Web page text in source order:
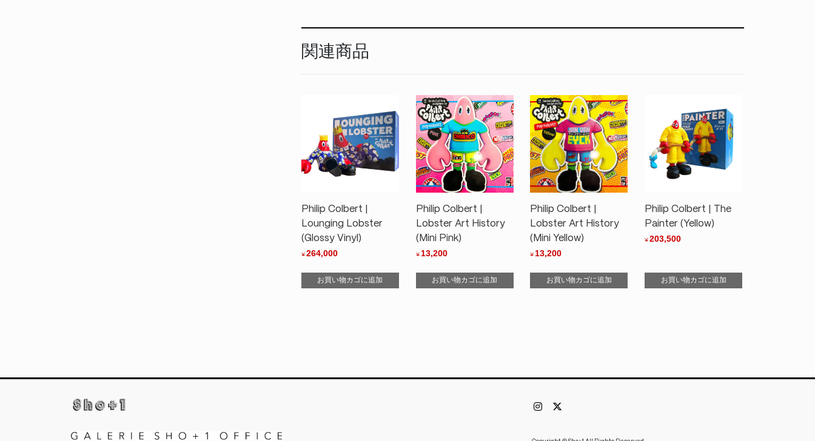
関連商品
Philip Colbert |
Lounging Lobster
(Glossy Vinyl)
¥ 264,000
お買い物カゴに追加
Philip Colbert |
Lobster Art History
(Mini Pink)
¥ 13,200
お買い物カゴに追加
Philip Colbert |
Lobster Art History
(Mini Yellow)
¥ 13,200
お買い物カゴに追加
Philip Colbert | The
Painter (Yellow)
¥ 203,500
お買い物カゴに追加